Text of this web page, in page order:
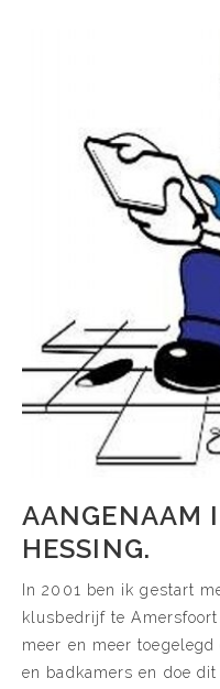
AANGENAAM
HESSING.
In 2001 ben ik gestart
klusbedrijf te
meer en meer
en badkamers en doe